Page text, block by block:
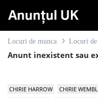
Locuri de munca Locuri
Anunt inexistent sau
CHIRIE HARROW CHIRIE